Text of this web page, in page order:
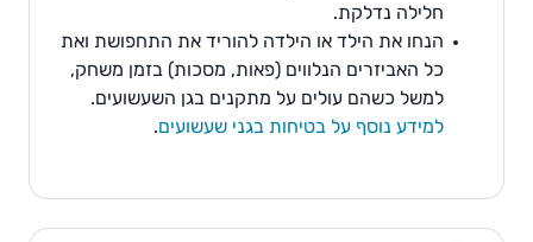
חלילה נדלקת.
הנחו את הילד או הילדה להוריד את התחפושת ואת
כל האביזרים הנלווים (פאות, מסכות) בזמן משחק,
למשל כשהם עולים על מתקנים בגן השעשועים.
למידע נוסף על בטיחות בגני שעשועים.